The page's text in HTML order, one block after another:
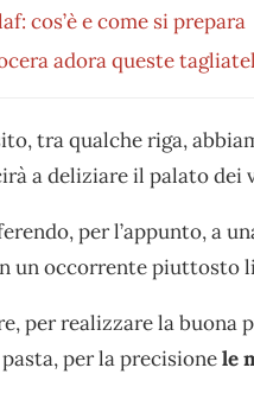
cos’è e come si prepara
adora queste
tra qualche riga,
a deliziare il palato dei
per l’appunto, a
un occorrente piuttosto
per realizzare la buona
per la precisionele